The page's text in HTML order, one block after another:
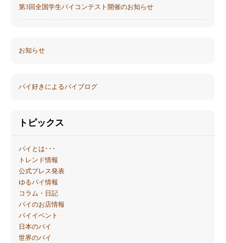
第3回全国学生パイコンテスト開催のお知らせ
お知らせ
パイ好きによるパイブログ
トピックス
パイとは･･･
トレンド情報
公式プレス発表
ゆるパイ情報
コラム・日記
パイのお店情報
パイイベント
日本のパイ
世界のパイ